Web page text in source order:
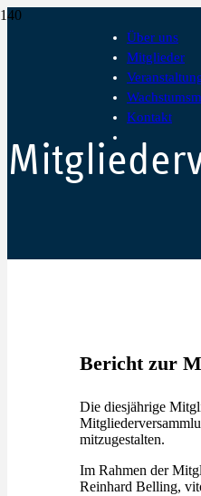
Über uns
Mitglieder
Kontakt
Bericht zur
Die diesjährige
mitzugestalten.
Im Rahmen der
Reinhard Belling,